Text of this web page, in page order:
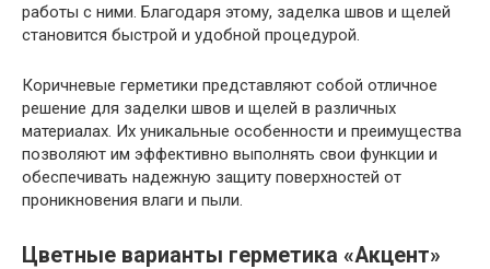
работы с ними. Благодаря этому, заделка швов и щелей
становится быстрой и удобной процедурой.
Коричневые герметики представляют собой отличное
решение для заделки швов и щелей в различных
материалах. Их уникальные особенности и преимущества
позволяют им эффективно выполнять свои функции и
обеспечивать надежную защиту поверхностей от
проникновения влаги и пыли.
Цветные варианты герметика «Акцент»